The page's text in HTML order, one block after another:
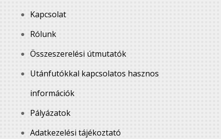
Kapcsolat
Rólunk
Összeszerelési útmutatók
Utánfutókkal kapcsolatos hasznos
információk
Pályázatok
Adatkezelési tájékoztató